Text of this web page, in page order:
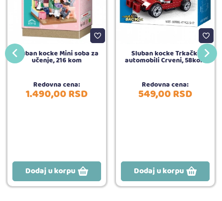
Sluban kocke Mini soba za
učenje, 216 kom
Redovna cena:
1.490,00RSD
Dodaj u korpu
Sluban kocke Trkački
automobili Crveni, 58kom
Redovna cena:
549,00RSD
Dodaj u korpu